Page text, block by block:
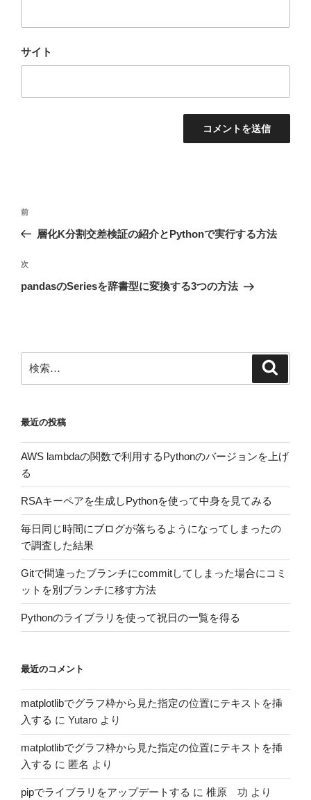
サイト
投
ビ
ゲ
ン
前
の
稿
前
層化K分割交差検証の紹介とPythonで実行する方法
次
の
次
pandasのSeriesを辞書型に変換する3つの方法
索:
最近の投稿
AWS lambdaの関数で利用するPythonのバージョンを上げ
る
RSAキーペアを生成しPythonを使って中身を見てみる
毎日同じ時間にブログが落ちるようになってしまったの
で調査した結果
Gitで間違ったブランチにcommitしてしまった場合にコミ
ットを別ブランチに移す方法
Pythonのライブラリを使って祝日の一覧を得る
最近のコメント
matplotlibでグラフ枠から見た指定の位置にテキストを挿
入する に Yutaro より
matplotlibでグラフ枠から見た指定の位置にテキストを挿
入する に 匿名 より
pipでライブラリをアップデートする に 椎原 功 より